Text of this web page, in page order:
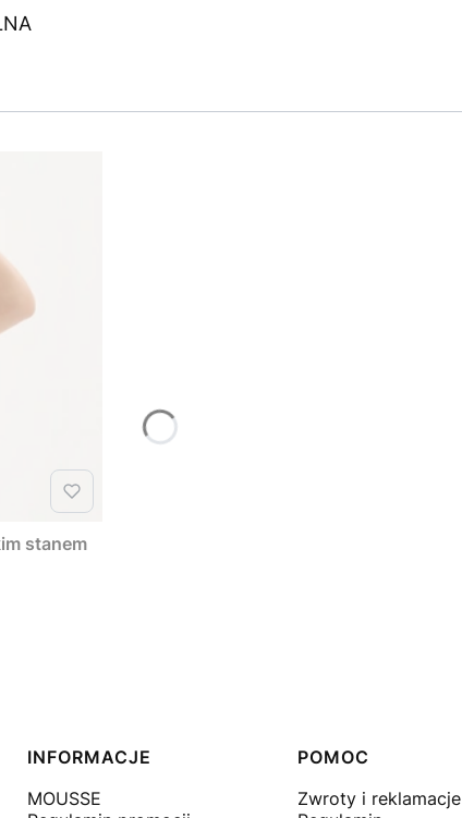
stanem
INFORMACJE
MOUSSE
POMOC
Zwroty i reklamacje